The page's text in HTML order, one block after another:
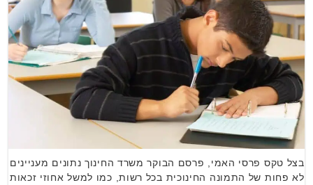
בצל טקס פרסי האמי, פרסם הבוקר משרד החינוך נתונים מעניינים
לא פחות של התמונה החינוכית בכל רשות, כמו למשל אחוזי זכאות